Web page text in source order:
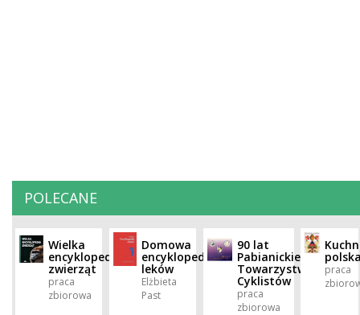
POLECANE
Wielka
encyklopedia
zwierząt
praca
zbiorowa
Domowa
encyklopedia
leków
Elżbieta
Past
90 lat
Pabianickiego
Towarzystwa
Cyklistów
praca
zbiorowa
praca